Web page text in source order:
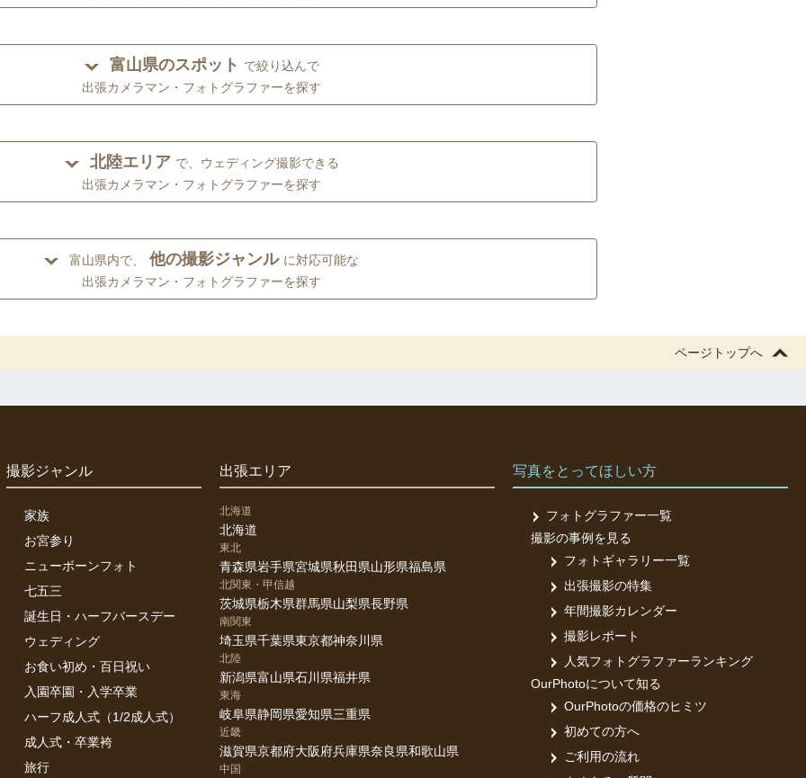
富山県のスポット で絞り込んで
出張カメラマン・フォトグラファーを探す
北陸エリア で、ウェディング撮影できる
出張カメラマン・フォトグラファーを探す
富山県内で、 他の撮影ジャンル に対応可能な
出張カメラマン・フォトグラファーを探す
ページトップへ
撮影ジャンル
家族
お宮参り
ニューボーンフォト
七五三
誕生日・ハーフバースデー
ウェディング
お食い初め・百日祝い
入園卒園・入学卒業
ハーフ成人式（1/2成人式）
成人式・卒業袴
旅行
出張エリア
北海道
北海道
東北
青森県岩手県宮城県秋田県山形県福島県
北関東・甲信越
茨城県栃木県群馬県山梨県長野県
南関東
埼玉県千葉県東京都神奈川県
北陸
新潟県富山県石川県福井県
東海
岐阜県静岡県愛知県三重県
近畿
滋賀県京都府大阪府兵庫県奈良県和歌山県
中国
写真をとってほしい方
フォトグラファー一覧
撮影の事例を見る
フォトギャラリー一覧
出張撮影の特集
年間撮影カレンダー
撮影レポート
人気フォトグラファーランキング
OurPhotoについて知る
OurPhotoの価格のヒミツ
初めての方へ
ご利用の流れ